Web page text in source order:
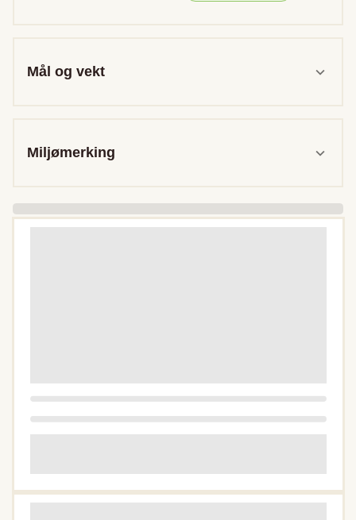
Mål og vekt
Miljømerking